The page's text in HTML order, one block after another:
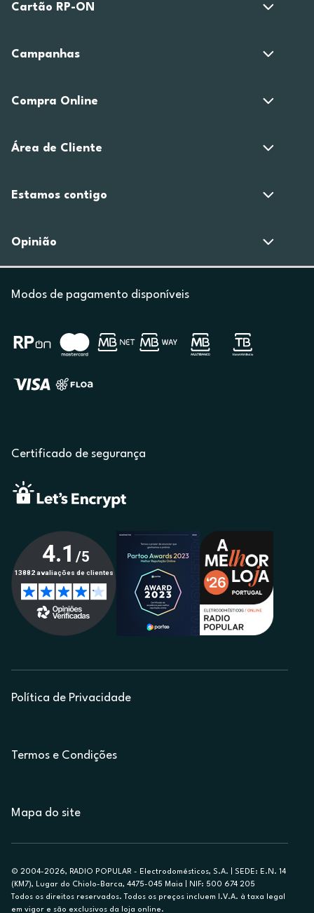
Cartão RP-ON
Campanhas
Compra Online
Área de Cliente
Estamos contigo
Opinião
Modos de pagamento disponíveis
Certificado de segurança
Política de Privacidade
Termos e Condições
Mapa do site
© 2004-2026, RADIO POPULAR - Electrodomésticos, S.A. | SEDE: E.N. 14
(KM7), Lugar do Chiolo-Barca, 4475-045 Maia | NIF: 500 674 205
Todos os direitos reservados. Todos os preços incluem I.V.A. à taxa legal
em vigor e são exclusivos da loja online.